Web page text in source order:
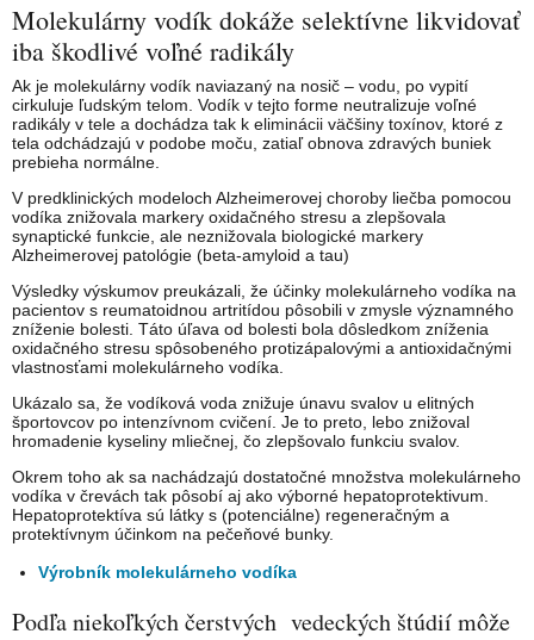
Molekulárny vodík dokáže selektívne likvidovať
iba škodlivé voľné radikály
Ak je molekulárny vodík naviazaný na nosič – vodu, po vypití
cirkuluje ľudským telom. Vodík v tejto forme neutralizuje voľné
radikály v tele a dochádza tak k eliminácii väčšiny toxínov, ktoré z
tela odchádzajú v podobe moču, zatiaľ obnova zdravých buniek
prebieha normálne.
V predklinických modeloch Alzheimerovej choroby liečba pomocou
vodíka znižovala markery oxidačného stresu a zlepšovala
synaptické funkcie, ale neznižovala biologické markery
Alzheimerovej patológie (beta-amyloid a tau)
Výsledky výskumov preukázali, že účinky molekulárneho vodíka na
pacientov s reumatoidnou artritídou pôsobili v zmysle významného
zníženie bolesti. Táto úľava od bolesti bola dôsledkom zníženia
oxidačného stresu spôsobeného protizápalovými a antioxidačnými
vlastnosťami molekulárneho vodíka.
Ukázalo sa, že vodíková voda znižuje únavu svalov u elitných
športovcov po intenzívnom cvičení. Je to preto, lebo znižoval
hromadenie kyseliny mliečnej, čo zlepšovalo funkciu svalov.
Okrem toho ak sa nachádzajú dostatočné množstva molekulárneho
vodíka v črevách tak pôsobí aj ako výborné hepatoprotektivum.
Hepatoprotektíva sú látky s (potenciálne) regeneračným a
protektívnym účinkom na pečeňové bunky.
Výrobník molekulárneho vodíka
Podľa niekoľkých čerstvých vedeckých štúdií môže